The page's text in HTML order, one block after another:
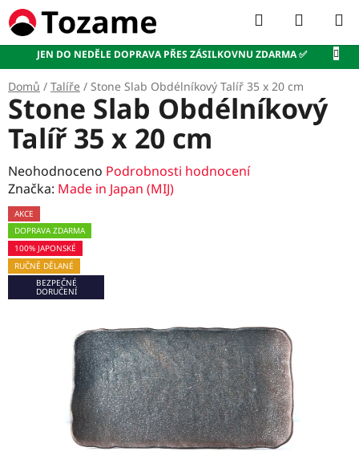
Přejít
na
obsah
JEN DO NEDĚLE DOPRAVA PŘES ZÁSILKOVNU ZDARMA ✅
Hledat
KOŠÍK
Domů / Talíře / Stone Slab Obdélníkový Talíř 35 x 20 cm
Stone Slab Obdélníkový
Talíř 35 x 20 cm
Průměrné
hodnocení
produktu
je
0,0
z
5
hvězdiček.
Neohodnoceno Podrobnosti hodnocení
Značka: Made in Japan (MIJ)
AKCE
DOPRAVA ZDARMA
100% JAPONSKÉ
RUČNĚ DĚLANÉ
BEZPEČNÉ
DORUČENÍ